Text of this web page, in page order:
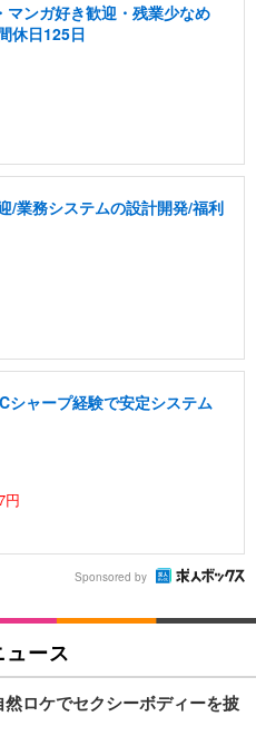
ンガ好き歓迎・残業少なめ
休日125日
/業務システムの設計開発/福利
シャープ経験で安定システム
円
Sponsored by
ュース
ロケでセクシーボディーを披